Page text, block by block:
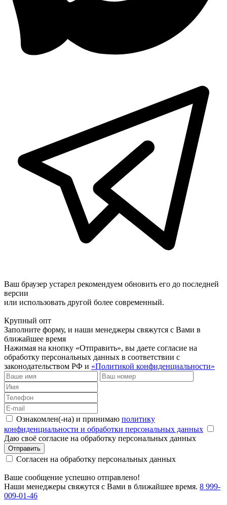
Ваш браузер устарел рекомендуем обновить его до последней
версии
или использовать другой более современный.
Крупный опт
Заполните форму, и наши менеджеры свяжутся с Вами в
ближайшее время
Нажимая на кнопку «Отправить», вы даете согласие на
обработку персональных данных в соответствии с
законодательством РФ и «Политикой конфиденциальности»
Ознакомлен(-на) и принимаю политику
конфиденциальности и обработки персональных данных
Даю своё согласие на обработку персональных данных
Отправить
Согласен на обработку персональных данных
Ваше сообщение успешно отправлено!
Наши менеджеры свяжутся с Вами в ближайшее время. 8 999-
009-01-46